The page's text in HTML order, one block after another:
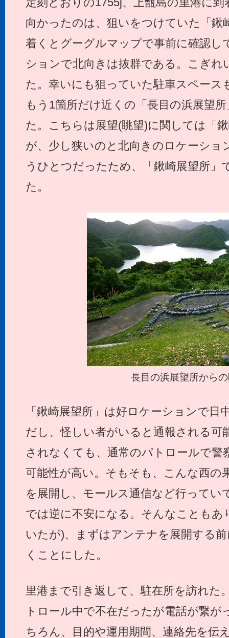
向かったのは、狙いをつけていた「鍬
着くとグーグルマップで事前に確認し
ションで北向きは抜群である。こぎれ
た。幸いにも狙っていた駐車スペース
もう1箇所だけ近くの「長目の浜展望
た。こちらは展望(眺望)に関しては「
が、少し狭いのと北向きのロケーショ
うひとつだったため、「鍬崎展望所」
た。
長目の浜展望所から
「鍬崎展望所」は好ロケーションで日
だし、怪しい者がいると通報される可
されなくても、通常のパトロールで警
可能性が高い。そもそも、こんな西の
を展開し、モールス通信など行ってい
では逆に不安になる。そんなこともあ
いたが)、まずはアンテナを展開する
くことにした。
里港まで引き返して、駐在所を訪れた
トロール中で不在だったが電話が繋が
ちろん、目的や運用期間、連絡先を伝